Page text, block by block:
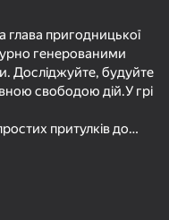
глава пригодницької
генерованими
Досліджуйте, будуйте
свободою дій.У грі
притулків до
печери і підводні